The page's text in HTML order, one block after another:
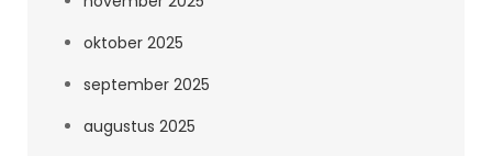
oktober 2025
september 2025
augustus 2025